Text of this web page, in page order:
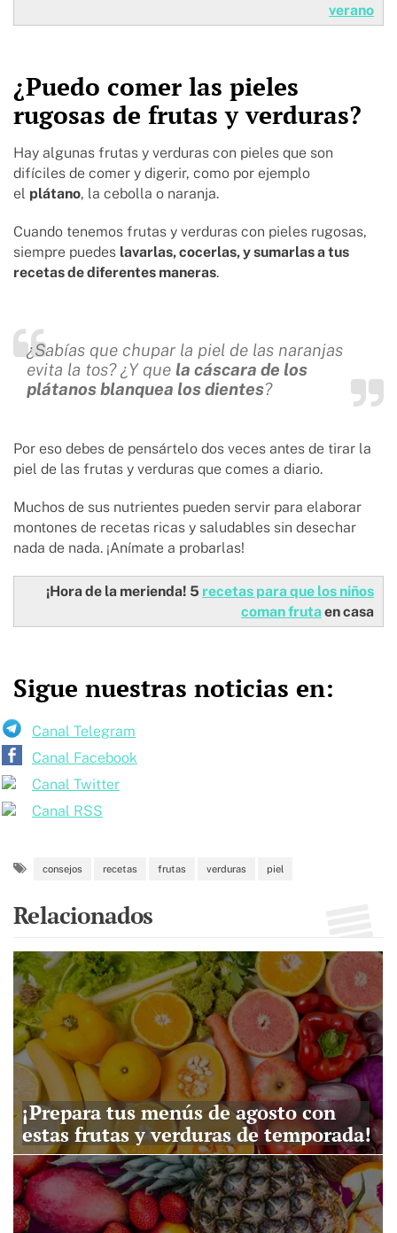
verano
¿Puedo comer las pieles
rugosas de frutas y verduras?
Hay algunas frutas y verduras con pieles que son
difíciles de comer y digerir, como por ejemplo
el plátano, la cebolla o naranja.
Cuando tenemos frutas y verduras con pieles rugosas,
siempre puedes lavarlas, cocerlas, y sumarlas a tus
recetas de diferentes maneras.
¿Sabías que chupar la piel de las naranjas
evita la tos? ¿Y que la cáscara de los
plátanos blanquea los dientes?
Por eso debes de pensártelo dos veces antes de tirar la
piel de las frutas y verduras que comes a diario.
Muchos de sus nutrientes pueden servir para elaborar
montones de recetas ricas y saludables sin desechar
nada de nada. ¡Anímate a probarlas!
¡Hora de la merienda! 5 recetas para que los niños
coman fruta en casa
Sigue nuestras noticias en:
Canal Telegram
Canal Facebook
Canal Twitter
Canal RSS
consejos recetas frutas verduras piel
Relacionados
¡Prepara tus menús de agosto con
estas frutas y verduras de temporada!